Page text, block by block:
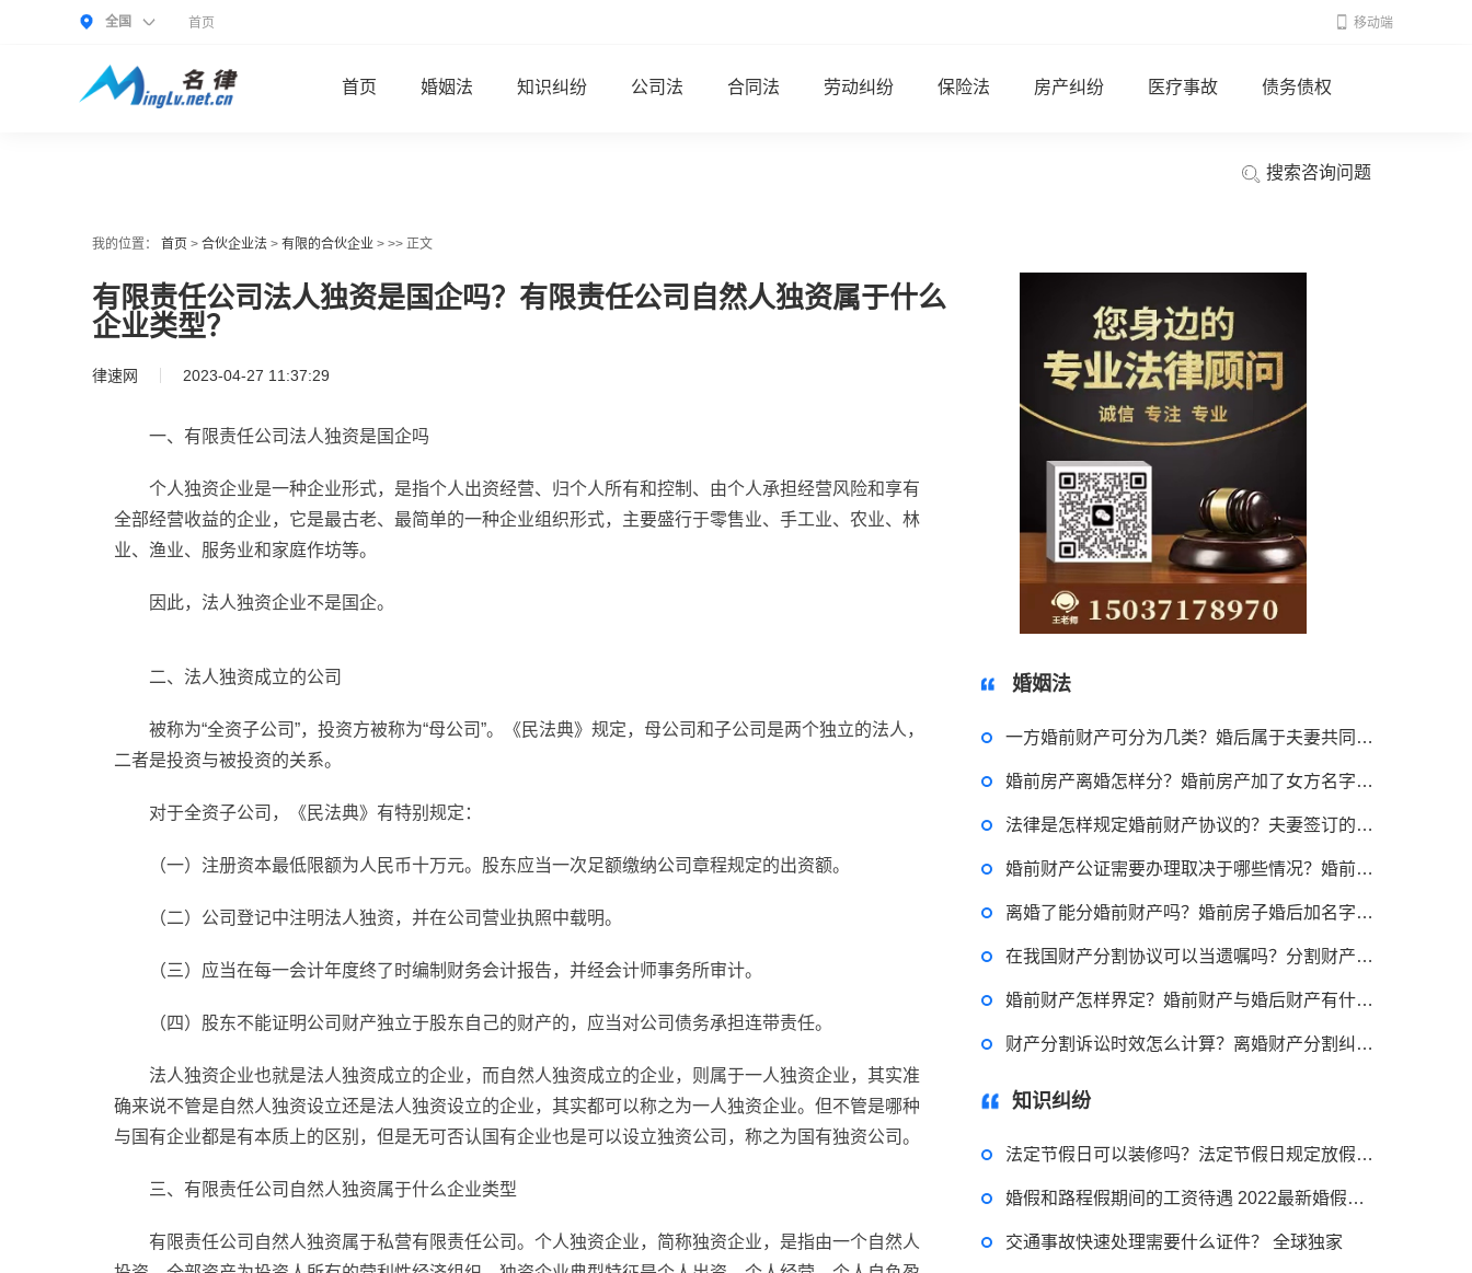
全国 首页 移动端
首页 婚姻法 知识纠纷 公司法 合同法 劳动纠纷 保险法 房产纠纷 医疗事故 债务债权
搜索咨询问题
我的位置： 首页 > 合伙企业法 > 有限的合伙企业 > >> 正文
有限责任公司法人独资是国企吗？有限责任公司自然人独资属于什么
企业类型？
律速网 2023-04-27 11:37:29
一、有限责任公司法人独资是国企吗
个人独资企业是一种企业形式，是指个人出资经营、归个人所有和控制、由个人承担经营风险和享有
全部经营收益的企业，它是最古老、最简单的一种企业组织形式，主要盛行于零售业、手工业、农业、林
业、渔业、服务业和家庭作坊等。
因此，法人独资企业不是国企。
二、法人独资成立的公司
被称为“全资子公司”，投资方被称为“母公司”。《民法典》规定，母公司和子公司是两个独立的法人，
二者是投资与被投资的关系。
对于全资子公司，《民法典》有特别规定：
（一）注册资本最低限额为人民币十万元。股东应当一次足额缴纳公司章程规定的出资额。
（二）公司登记中注明法人独资，并在公司营业执照中载明。
（三）应当在每一会计年度终了时编制财务会计报告，并经会计师事务所审计。
（四）股东不能证明公司财产独立于股东自己的财产的，应当对公司债务承担连带责任。
法人独资企业也就是法人独资成立的企业，而自然人独资成立的企业，则属于一人独资企业，其实准
确来说不管是自然人独资设立还是法人独资设立的企业，其实都可以称之为一人独资企业。但不管是哪种
与国有企业都是有本质上的区别，但是无可否认国有企业也是可以设立独资公司，称之为国有独资公司。
三、有限责任公司自然人独资属于什么企业类型
有限责任公司自然人独资属于私营有限责任公司。个人独资企业，简称独资企业，是指由一个自然人
婚姻法
一方婚前财产可分为几类？婚后属于夫妻共同财产的有哪些？
婚前房产离婚怎样分？婚前房产加了女方名字算共同财产吗？
法律是怎样规定婚前财产协议的？夫妻签订的婚前财产协议有用吗？
婚前财产公证需要办理取决于哪些情况？婚前财产公证手续需要多久？
离婚了能分婚前财产吗？婚前房子婚后加名字算共同财产吗？
在我国财产分割协议可以当遗嘱吗？分割财产协议书内容有什么？
婚前财产怎样界定？婚前财产与婚后财产有什么区别？
财产分割诉讼时效怎么计算？离婚财产分割纠纷官司诉讼有哪些程序？
知识纠纷
法定节假日可以装修吗？法定节假日规定放假天数是多少天？
婚假和路程假期间的工资待遇 2022最新婚假国家规定内容是什么？
交通事故快速处理需要什么证件？ 全球独家
2023-03-29 16:54:32
律师回答区
虚开增值税发票罪要如何来界定？虚开增值税票罪怎样规定立案标准的？
律师回答区
被合同诈骗了在哪里报案？合同诈骗罪的常见情形有哪些？